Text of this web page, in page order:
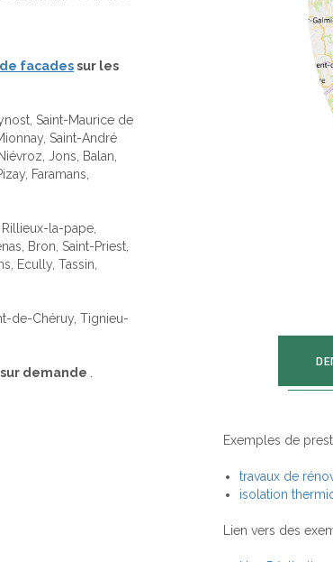
facadessur les
Saint-Maurice de
Saint-André
Jons, Balan,
Faramans,
la-pape,
Bron, Saint-Priest,
Ecully, Tassin,
de-Chéruy, Tignieu-
demande
Exemples de
travaux de
isolation
Lien vers des